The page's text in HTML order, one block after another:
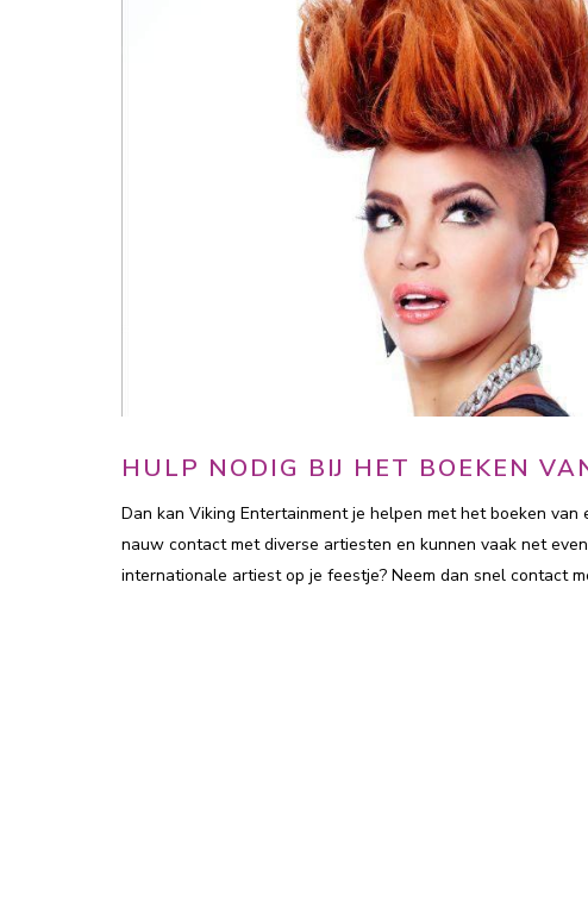
HULP NODIG BIJ HET BOEKEN
Dan kan Viking Entertainment je helpen met het boeken
nauw contact met diverse artiesten en kunnen vaak net
internationale artiest op je feestje? Neem dan snel contact